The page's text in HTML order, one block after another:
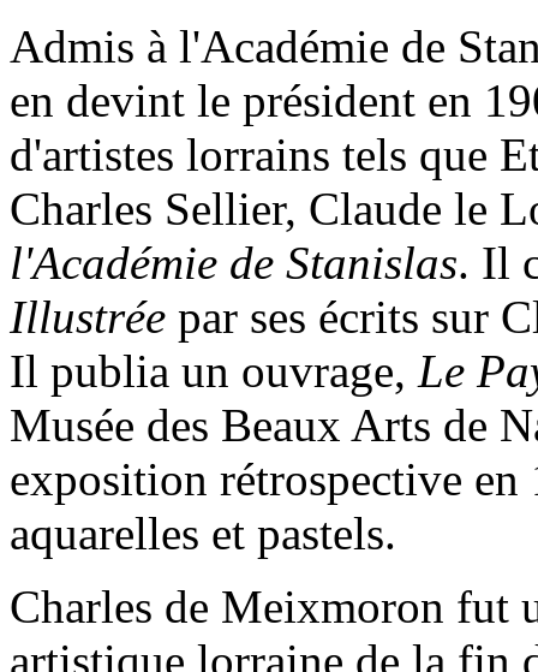
Admis à l'Académie de
en devint le président en
d'artistes lorrains tels que
Charles Sellier, Claude le
l'Académie de Stanislas. Il
Illustrée par ses écrits sur
Il publia un ouvrage, Le
Musée des Beaux Arts de
exposition rétrospective en
aquarelles et pastels.
Charles de Meixmoron fut
artistique lorraine de la fin